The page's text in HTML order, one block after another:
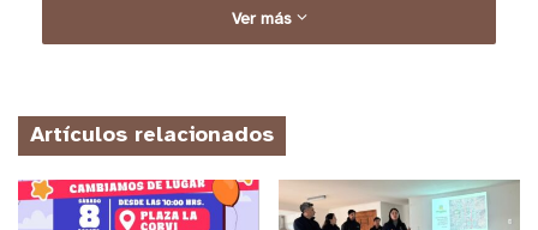
Anuncio Patrocinado
y estará hasta el 28 de febrero y presenta una
selección de marcas que acompañan todas las
necesidades de la temporada. En vestuario
destacan Adeu, Muth, Ochi &amp; Co, Caledonia,
Ver más
Artículos relacionados